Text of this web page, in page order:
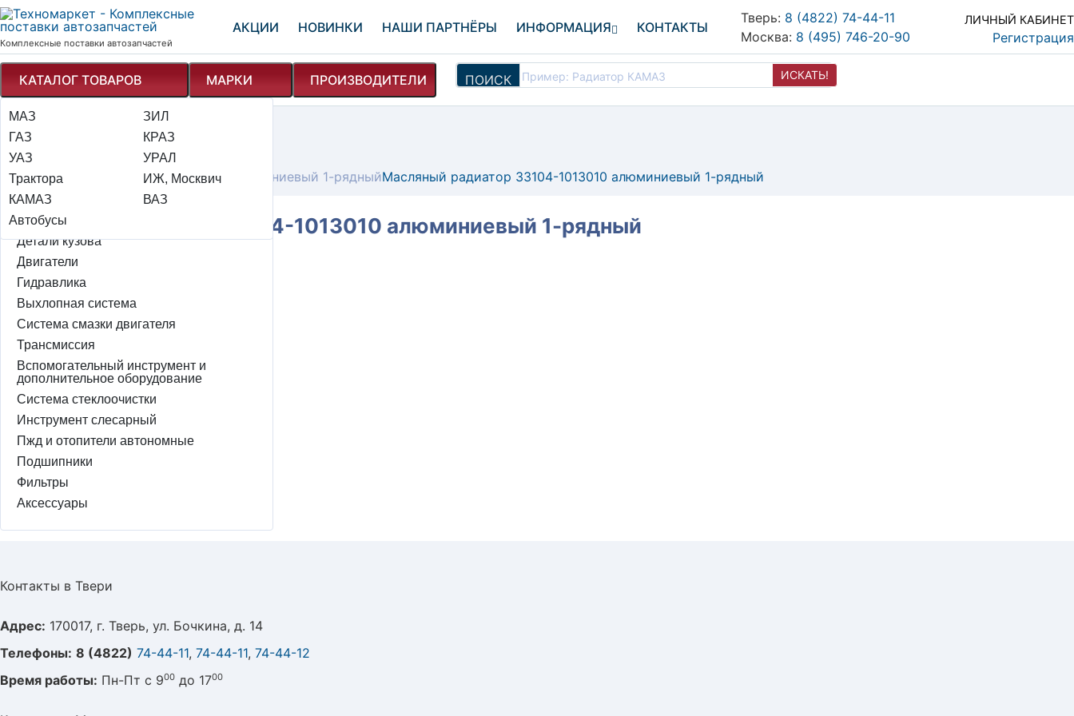
Комплексные поставки автозапчастей
АКЦИИ НОВИНКИ НАШИ ПАРТНЁРЫ ИНФОРМАЦИЯ КОНТАКТЫ
Тверь: 8 (4822) 74-44-11
Москва: 8 (495) 746-20-90
ЛИЧНЫЙ КАБИНЕТ
Регистрация
КАТАЛОГ ТОВАРОВ
Электрооборудование
Детали подвески автомобиля
Тормозная система
Рулевое управление + мок
Система охлаждения и отопления
Система питания и элементы эсуд
Детали кузова
Двигатели
Гидравлика
Выхлопная система
Система смазки двигателя
Трансмиссия
Вспомогательный инструмент и
дополнительное оборудование
Система стеклоочистки
Инструмент слесарный
Пжд и отопители автономные
Подшипники
Фильтры
Аксессуары
МАРКИ
МАЗ
ГАЗ
УАЗ
Трактора
КАМАЗ
Автобусы
ЗИЛ
КРАЗ
УРАЛ
ИЖ, Москвич
ВАЗ
ПРОИЗВОДИТЕЛИ ПОИСК ИСКАТЬ!
Техномаркет
Каталог
Система смазки двигателя
Радиаторы масляные
Масляный радиатор 33104-1013010 алюминиевый 1-рядныйМасляный радиатор 33104-1013010 алюминиевый 1-рядный
Масляный радиатор 33104-1013010 алюминиевый 1-рядный
Цена: 4 923 ₽
авторизуйтесь для заказа
playlist_add
В наличии: 1 шт
Тверь: 0 шт
Домодедово: 1шт
Артикул
33104-1013010
Производитель
ГАЗ
ГАЗ 33104 «Валдай»
Контакты в Твери
Адрес: 170017, г. Тверь, ул. Бочкина, д. 14
Телефоны: 8 (4822) 74-44-11, 74-44-11, 74-44-12
Время работы: Пн-Пт с 900 до 1700